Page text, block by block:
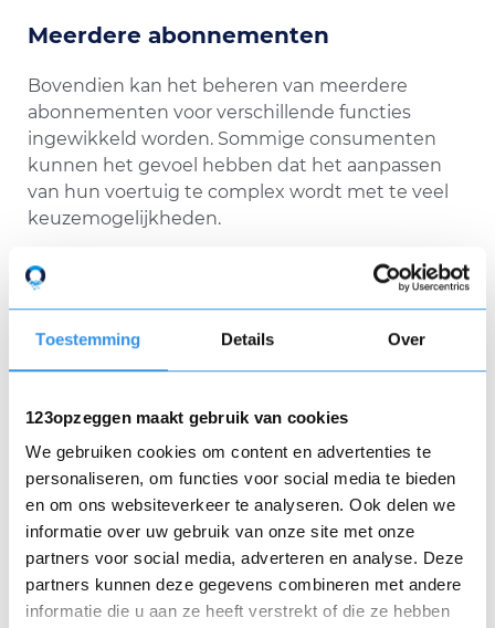
Toestemming Details Over
123opzeggen maakt gebruik van cookies
We gebruiken cookies om content en advertenties te
personaliseren, om functies voor social media te bieden
en om ons websiteverkeer te analyseren. Ook delen we
informatie over uw gebruik van onze site met onze
partners voor social media, adverteren en analyse. Deze
partners kunnen deze gegevens combineren met andere
informatie die u aan ze heeft verstrekt of die ze hebben
Meerdere abonnementen
Bovendien kan het beheren van meerdere
abonnementen voor verschillende functies
ingewikkeld worden. Sommige consumenten
kunnen het gevoel hebben dat het aanpassen
van hun voertuig te complex wordt met te veel
keuzemogelijkheden.